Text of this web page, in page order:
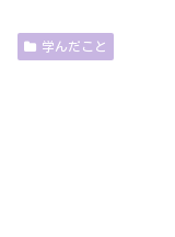
学んだこと